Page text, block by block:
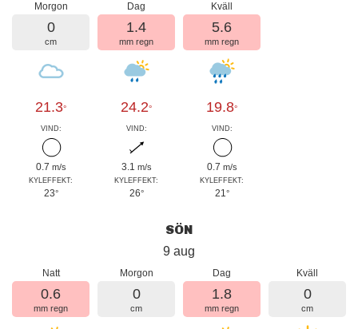
Morgon
0
cm
21.3°
VIND:
0.7 m/s
KYLEFFEKT:
23°
Dag
1.4
mm regn
24.2°
VIND:
3.1 m/s
KYLEFFEKT:
26°
Kväll
5.6
mm regn
19.8°
VIND:
0.7 m/s
KYLEFFEKT:
21°
SÖN
9 aug
Natt
0.6
mm regn
Morgon
0
cm
Dag
1.8
mm regn
Kväll
0
cm